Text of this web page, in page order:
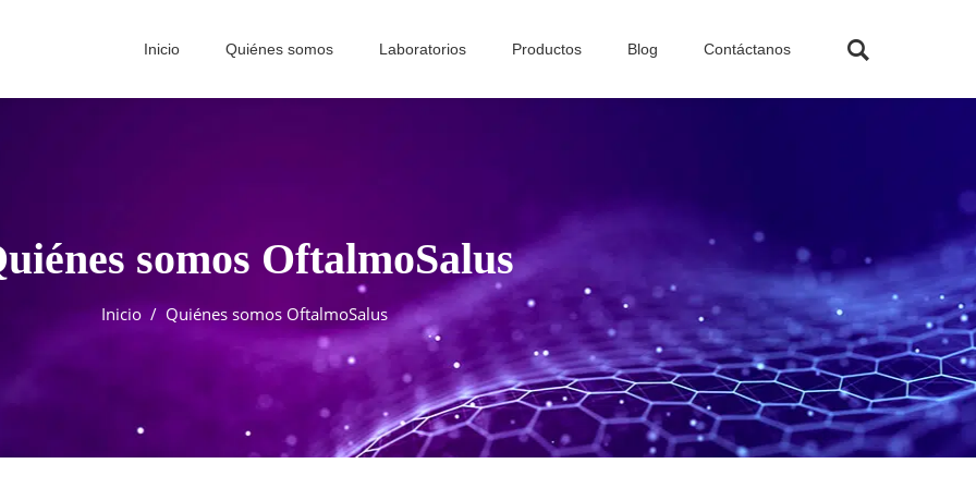
Inicio Quiénes somos Laboratorios Productos Blog Contáctanos
somos OftalmoSalus
Inicio/ Quiénes somos OftalmoSalus